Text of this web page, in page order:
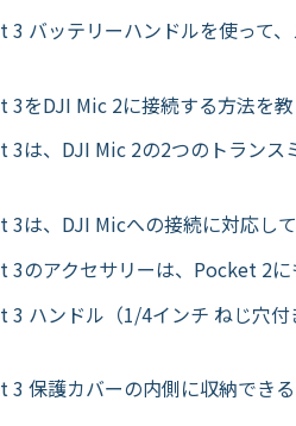
3 バッテリーハンドルを使って
3をDJI Mic 2に接続する方法を教
3は、DJI Mic 2の2つのトランス
3は、DJI Micへの接続に対応し
3のアクセサリーは、Pocket 2
3 ハンドル（1/4インチ ねじ穴
3 保護カバーの内側に収納でき